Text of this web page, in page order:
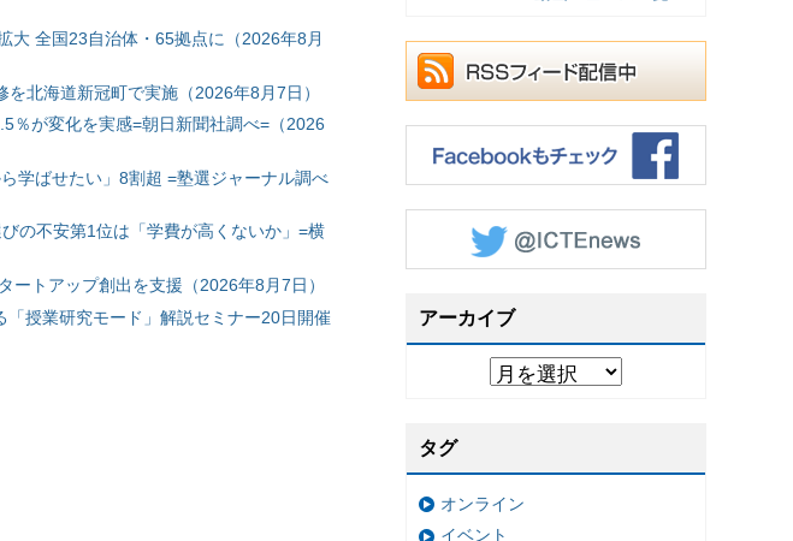
大 全国23自治体・65拠点に（2026年8月
北海道新冠町で実施（2026年8月7日）
％が変化を実感=朝日新聞社調べ=（2026
学ばせたい」8割超 =塾選ジャーナル調べ
の不安第1位は「学費が高くないか」=横
トアップ創出を支援（2026年8月7日）
授業研究モード」解説セミナー20日開催
アーカイブ
タグ
オンライン
イベント